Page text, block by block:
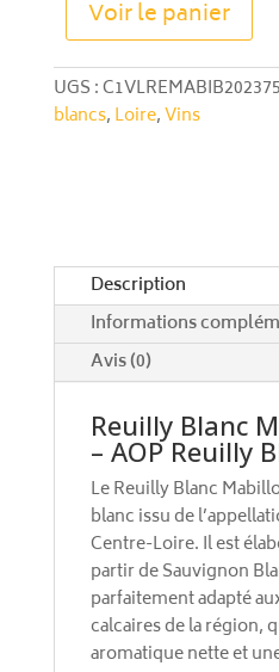
Blanc
Mabillot
2023
Voir le panier
l
e
:
UGS :
blancs, Loire,Vins
Description
Informations
Avis (0)
Reuilly Blanc
– AOP Reuilly
Le Reuilly Blanc
blanc issu de
Centre-Loire. Il est
partir de Sauvignon
parfaitement adapté
calcaires de la région,
aromatique nette et